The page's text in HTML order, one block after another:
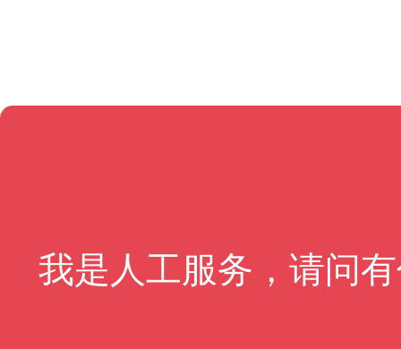
我是人工服务，请问